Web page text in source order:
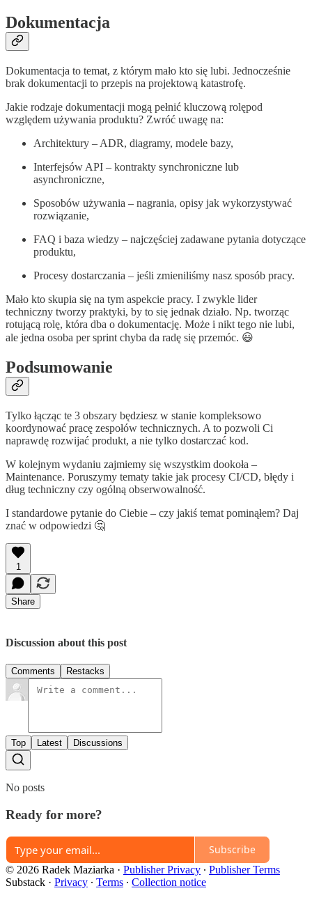
Dokumentacja
Dokumentacja to temat, z którym mało kto się lubi. Jednocześnie
brak dokumentacji to przepis na projektową katastrofę.
Jakie rodzaje dokumentacji mogą pełnić kluczową rolępod
względem używania produktu? Zwróć uwagę na:
Architektury – ADR, diagramy, modele bazy,
Interfejsów API – kontrakty synchroniczne lub
asynchroniczne,
Sposobów używania – nagrania, opisy jak wykorzystywać
rozwiązanie,
FAQ i baza wiedzy – najczęściej zadawane pytania dotyczące
produktu,
Procesy dostarczania – jeśli zmieniliśmy nasz sposób pracy.
Mało kto skupia się na tym aspekcie pracy. I zwykle lider
techniczny tworzy praktyki, by to się jednak działo. Np. tworząc
rotującą rolę, która dba o dokumentację. Może i nikt tego nie lubi,
ale jedna osoba per sprint chyba da radę się przemóc. 😃
Podsumowanie
Tylko łącząc te 3 obszary będziesz w stanie kompleksowo
koordynować pracę zespołów technicznych. A to pozwoli Ci
naprawdę rozwijać produkt, a nie tylko dostarczać kod.
W kolejnym wydaniu zajmiemy się wszystkim dookoła –
Maintenance. Poruszymy tematy takie jak procesy CI/CD, błędy i
dług techniczny czy ogólną obserwowalność.
I standardowe pytanie do Ciebie – czy jakiś temat pominąłem? Daj
znać w odpowiedzi 🤔
1
Share
Discussion about this post
Comments Restacks
Top Latest Discussions
No posts
Ready for more?
Subscribe
© 2026 Radek Maziarka · Publisher Privacy ∙ Publisher Terms
Substack · Privacy ∙ Terms ∙ Collection notice